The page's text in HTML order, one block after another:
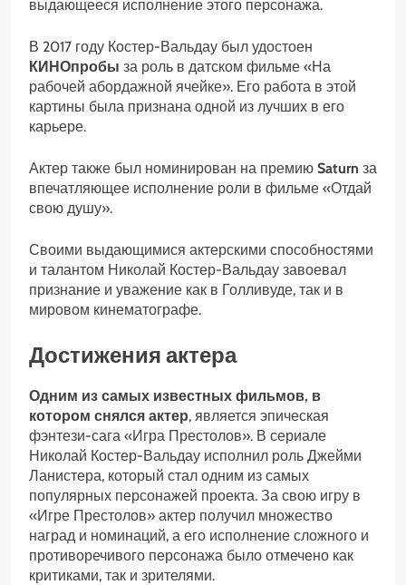
выдающееся исполнение этого персонажа.
В 2017 году Костер-Вальдау был удостоен
КИНОпробы за роль в датском фильме «На
рабочей абордажной ячейке». Его работа в этой
картины была признана одной из лучших в его
карьере.
Актер также был номинирован на премию Saturn за
впечатляющее исполнение роли в фильме «Отдай
свою душу».
Своими выдающимися актерскими способностями
и талантом Николай Костер-Вальдау завоевал
признание и уважение как в Голливуде, так и в
мировом кинематографе.
Достижения актера
Одним из самых известных фильмов, в
котором снялся актер, является эпическая
фэнтези-сага «Игра Престолов». В сериале
Николай Костер-Вальдау исполнил роль Джейми
Ланистера, который стал одним из самых
популярных персонажей проекта. За свою игру в
«Игре Престолов» актер получил множество
наград и номинаций, а его исполнение сложного и
противоречивого персонажа было отмечено как
критиками, так и зрителями.